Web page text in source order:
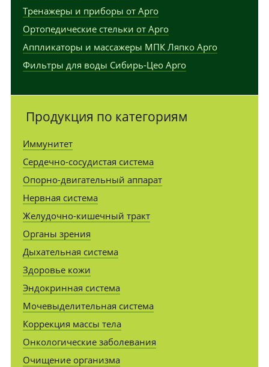
Тренажеры и приборы от Арго
Ортопедические стельки от Арго
Аппликаторы и массажеры МПК Ляпко Арго
Фильтры для воды Сибирь-Цео Арго
Продукция по категориям
Иммунитет
Сердечно-сосудистая система
Опорно-двигательный аппарат
Нервная система
Желудочно-кишечный тракт
Органы зрения
Дыхательная система
Здоровье кожи
Эндокринная система
Мочевыделительная система
Коррекция массы тела
Онкологические заболевания
Очищение организма